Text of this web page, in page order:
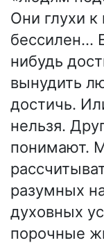
Они глухи
бессилен…
нибудь
вынудить
достичь.
нельзя.
понимают.
разумных
духовных
порочные